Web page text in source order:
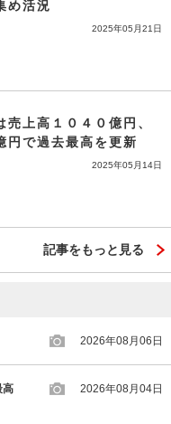
め活況
2025年05月21日
売上高１０４０億円、
円で過去最高を更新
2025年05月14日
記事をもっと見る
2026年08月06日
高
2026年08月04日